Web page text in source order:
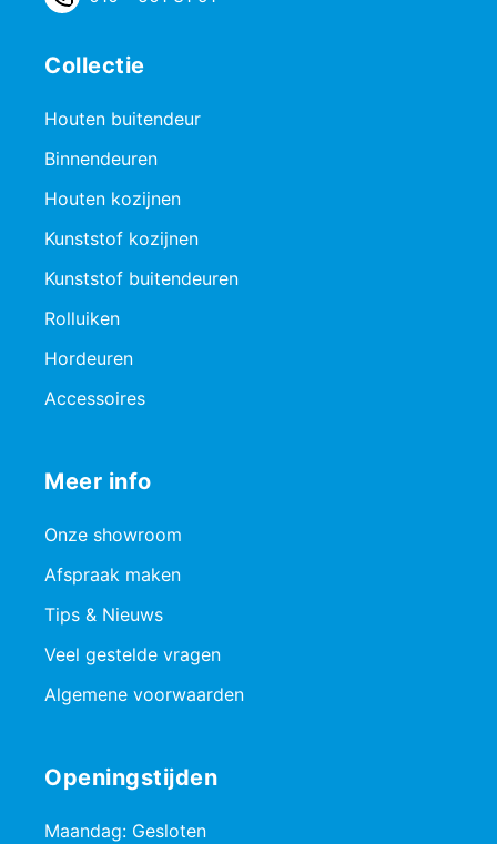
Collectie
Houten buitendeur
Binnendeuren
Houten kozijnen
Kunststof kozijnen
Kunststof buitendeuren
Rolluiken
Hordeuren
Accessoires
Meer info
Onze showroom
Afspraak maken
Tips & Nieuws
Veel gestelde vragen
Algemene voorwaarden
Openingstijden
Maandag: Gesloten